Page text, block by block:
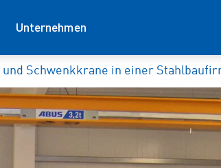
Unternehmen
und Schwenkkrane in einer